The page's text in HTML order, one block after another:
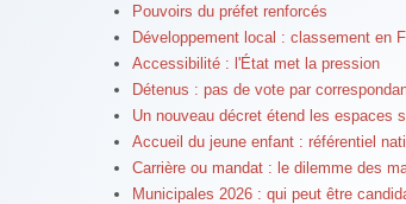
Pouvoirs du préfet renforcés
Développement local : classement en
Accessibilité : l'État met la pression
Détenus : pas de vote par
Un nouveau décret étend les espaces
Accueil du jeune enfant : référentiel
Carrière ou mandat : le dilemme des
Municipales 2026 : qui peut être